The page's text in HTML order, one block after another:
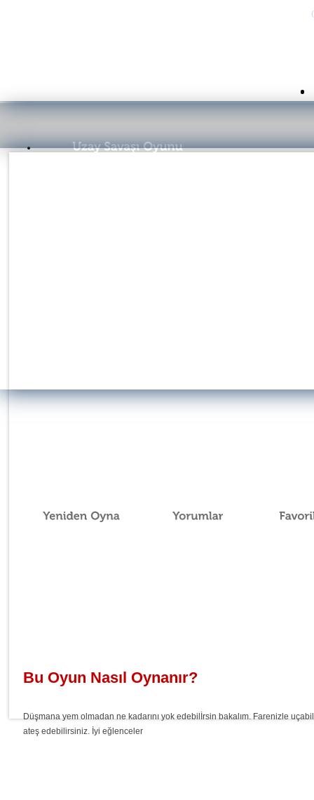
Bu Oyun Nasıl Oynanır?
Düşmana yem olmadan ne kadarını yok edebilİrsin bakalım. Farenizle
ateş edebilirsiniz. İyi eğlenceler